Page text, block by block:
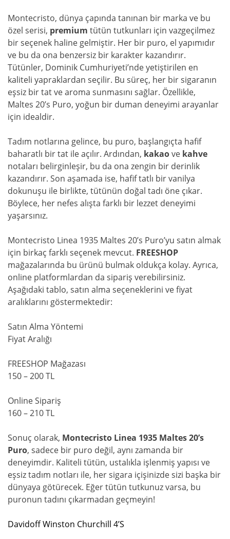
Montecristo, dünya çapında tanınan bir marka ve bu
özel serisi, premium tütün tutkunları için vazgeçilmez
bir seçenek haline gelmiştir. Her bir puro, el yapımıdır
ve bu da ona benzersiz bir karakter kazandırır.
Tütünler, Dominik Cumhuriyeti’nde yetiştirilen en
kaliteli yapraklardan seçilir. Bu süreç, her bir sigaranın
eşsiz bir tat ve aroma sunmasını sağlar. Özellikle,
Maltes 20’s Puro, yoğun bir duman deneyimi arayanlar
için idealdir.
Tadım notlarına gelince, bu puro, başlangıçta hafif
baharatlı bir tat ile açılır. Ardından, kakaove kahve
notaları belirginleşir, bu da ona zengin bir derinlik
kazandırır. Son aşamada ise, hafif tatlı bir vanilya
dokunuşu ile birlikte, tütünün doğal tadı öne çıkar.
Böylece, her nefes alışta farklı bir lezzet deneyimi
yaşarsınız.
Montecristo Linea 1935 Maltes 20’s Puro’yu satın almak
için birkaç farklı seçenek mevcut. FREESHOP
mağazalarında bu ürünü bulmak oldukça kolay. Ayrıca,
online platformlardan da sipariş verebilirsiniz.
Aşağıdaki tablo, satın alma seçeneklerini ve fiyat
aralıklarını göstermektedir:
Satın Alma Yöntemi
Fiyat Aralığı
FREESHOP Mağazası
150 – 200 TL
Online Sipariş
160 – 210 TL
Sonuç olarak, Montecristo Linea 1935 Maltes 20’s
Puro, sadece bir puro değil, aynı zamanda bir
deneyimdir. Kaliteli tütün, ustalıkla işlenmiş yapısı ve
eşsiz tadım notları ile, her sigara içişinizde sizi başka bir
dünyaya götürecek. Eğer tütün tutkunuz varsa, bu
puronun tadını çıkarmadan geçmeyin!
Davidoff Winston Churchill 4’S